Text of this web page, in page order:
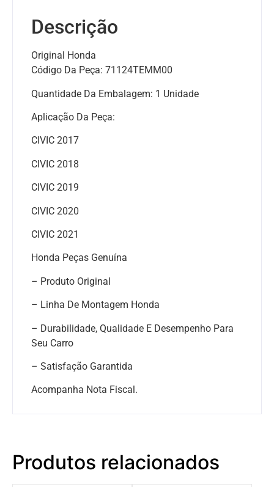
Descrição
Original Honda
Código Da Peça: 71124TEMM00
Quantidade Da Embalagem: 1 Unidade
Aplicação Da Peça:
CIVIC 2017
CIVIC 2018
CIVIC 2019
CIVIC 2020
CIVIC 2021
Honda Peças Genuína
– Produto Original
– Linha De Montagem Honda
– Durabilidade, Qualidade E Desempenho Para
Seu Carro
– Satisfação Garantida
Acompanha Nota Fiscal.
Produtos relacionados